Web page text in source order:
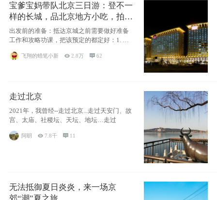
宝爹宝妈带队北京三日游：登不一
样的长城，品北京地方小吃，拍盘
古七星夜景！
出发前的准备：抵达京城之前需要做好准备
工作和攻略功课，把该预定的都定好：1. 酒
飞翔的蜡笔小新 2.8万 62
走过北京
2021年，我曾经--走过北京...走过天安门、故
宫、太庙、社稷坛、天坛、地坛…走过
阿眀 7.8千  11
无法抵御夏日炎炎，来一场京